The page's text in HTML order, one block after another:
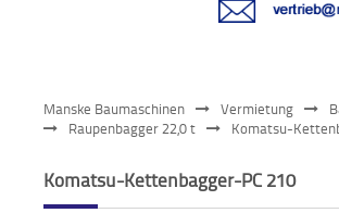
Kommunaltechnik
Anbaugeräte
Manske Baumaschinen Vermietung
Raupenbagger 22,0 t
Komatsu-
Komatsu-Kettenbagger-PC 210